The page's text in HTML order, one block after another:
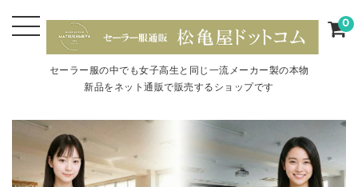
セーラー服の中でも女子高生と同じ一流メーカー製の本物
新品をネット通販で販売するショップです
0